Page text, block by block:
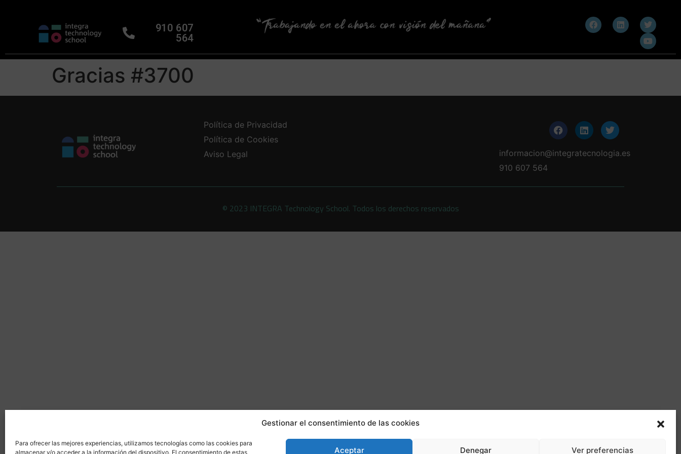
Gestionar el consentimiento de las cookies
Para ofrecer las mejores experiencias, utilizamos tecnologías como las cookies para
almacenar y/o acceder a la información del dispositivo. El consentimiento de estas
Aceptar Denegar Ver preferencias
910 607
564
Gracias #3700
Política de Privacidad
Política de Cookies
Aviso Legal
informacion@integratecnologia.es
910 607 564
© 2023 INTEGRA Technology School. Todos los derechos reservados